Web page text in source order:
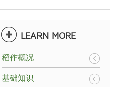
LEARN MORE
稻作概况
基础知识